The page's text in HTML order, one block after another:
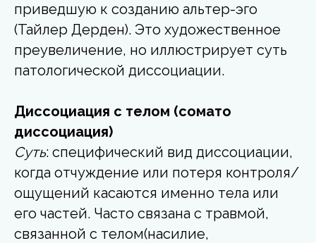
приведшую к созданию альтер-эго
(Тайлер Дерден). Это художественное
преувеличение, но иллюстрирует суть
патологической диссоциации.
Диссоциация с телом (сомато
диссоциация)
Суть: специфический вид диссоциации,
когда отчуждение или потеря контроля/
ощущений касаются именно тела или
его частей. Часто связана с травмой,
связанной с телом(насилие,